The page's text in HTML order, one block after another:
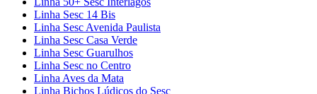
Linha Sesc 14 Bis
Linha Sesc Avenida Paulista
Linha Sesc Casa Verde
Linha Sesc Guarulhos
Linha Sesc no Centro
Linha Aves da Mata
Linha Bichos Lúdicos do Sesc